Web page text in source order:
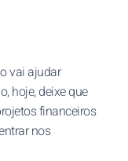
vai ajudar
hoje, deixe que
financeiros
nos